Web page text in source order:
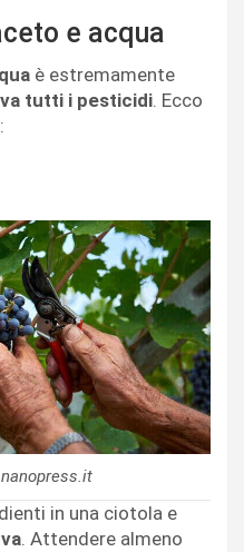
e acqua
è estremamente
tutti i pesticidi. Ecco
in una ciotola e
. Attendere almeno